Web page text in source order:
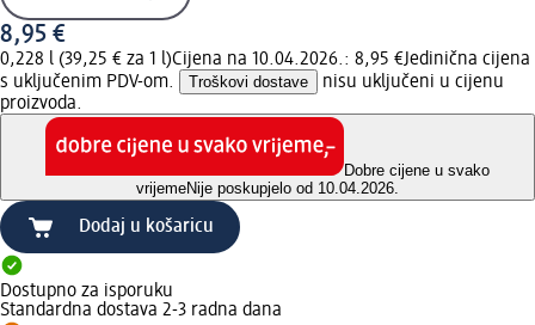
8,95 €
0,228 l (39,25 € za 1 l)Cijena na 10.04.2026.: 8,95 €Jedinična cijena
s uključenim PDV-om.
Troškovi dostave
nisu uključeni u cijenu
proizvoda.
Dobre cijene u svako
vrijemeNije poskupjelo od 10.04.2026.
Dodaj u košaricu
Dostupno za isporuku
Standardna dostava 2-3 radna dana